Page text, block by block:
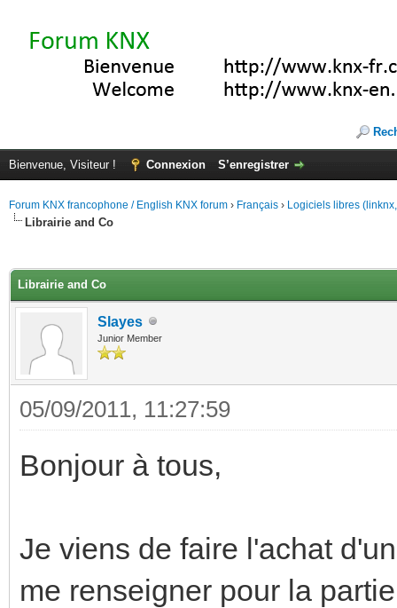
Bienvenue, Visiteur ! Connexion S’enregistrer
Forum KNX francophone / English KNX forum › Français › Logiciels libres
Librairie and Co
Librairie and Co
Slayes
Junior Member
05/09/2011, 11:27:59
Bonjour à tous,
Je viens de faire l'achat
me renseigner pour la